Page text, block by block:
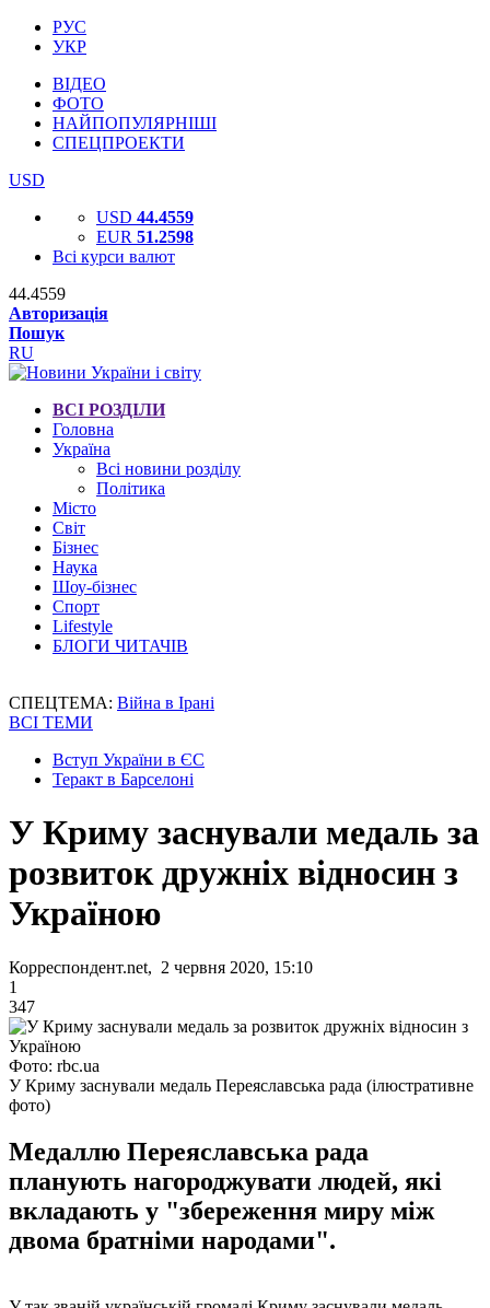
РУС
УКР
ВІДЕО
ФОТО
НАЙПОПУЛЯРНІШІ
СПЕЦПРОЕКТИ
USD
USD 44.4559
EUR 51.2598
Всі курси валют
44.4559
Авторизація
Пошук
RU
ВСІ РОЗДІЛИ
Головна
Україна
Всі новини розділу
Політика
Місто
Світ
Бізнес
Наука
Шоу-бізнес
Спорт
Lifestyle
БЛОГИ ЧИТАЧІВ
СПЕЦТЕМА: Війна в Ірані
ВСІ ТЕМИ
Вступ України в ЄС
Теракт в Барселоні
У Криму заснували медаль за
розвиток дружніх відносин з
Україною
Корреспондент.net, 2 червня 2020, 15:10
1
347
Фото: rbc.ua
У Криму заснували медаль Переяславська рада (ілюстративне
фото)
Медаллю Переяславська рада
планують нагороджувати людей, які
вкладають у "збереження миру між
двома братніми народами".